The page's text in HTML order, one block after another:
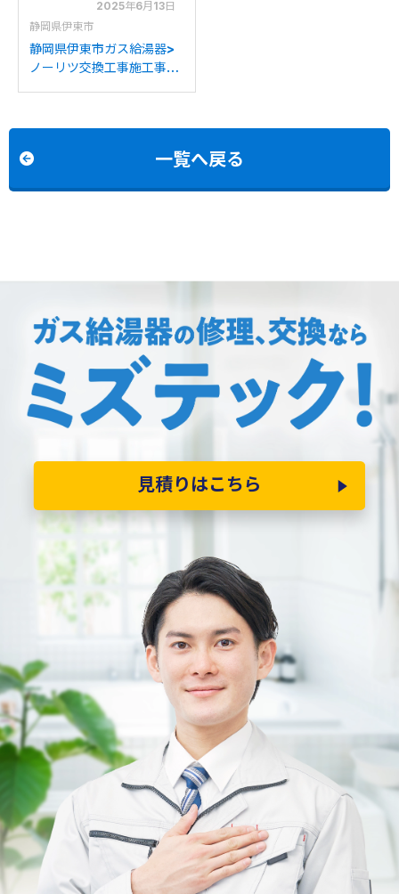
2025年6月13日
静岡県伊東市
静岡県伊東市ガス給湯器>
ノーリツ交換工事施工事
一覧へ戻る
見積りはこちら